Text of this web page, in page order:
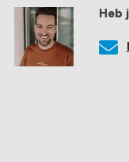
Heb